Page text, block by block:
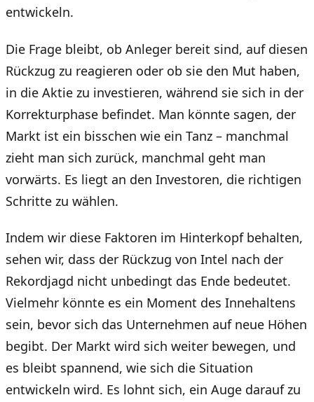
entwickeln.
Die Frage bleibt, ob Anleger bereit sind, auf diesen
Rückzug zu reagieren oder ob sie den Mut haben,
in die Aktie zu investieren, während sie sich in der
Korrekturphase befindet. Man könnte sagen, der
Markt ist ein bisschen wie ein Tanz – manchmal
zieht man sich zurück, manchmal geht man
vorwärts. Es liegt an den Investoren, die richtigen
Schritte zu wählen.
Indem wir diese Faktoren im Hinterkopf behalten,
sehen wir, dass der Rückzug von Intel nach der
Rekordjagd nicht unbedingt das Ende bedeutet.
Vielmehr könnte es ein Moment des Innehaltens
sein, bevor sich das Unternehmen auf neue Höhen
begibt. Der Markt wird sich weiter bewegen, und
es bleibt spannend, wie sich die Situation
entwickeln wird. Es lohnt sich, ein Auge darauf zu